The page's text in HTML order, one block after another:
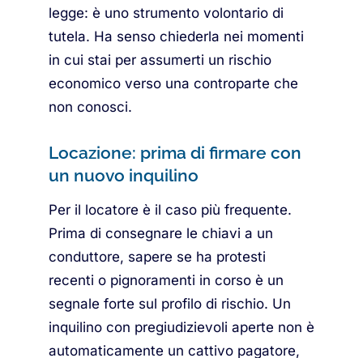
legge: è uno strumento volontario di
tutela. Ha senso chiederla nei momenti
in cui stai per assumerti un rischio
economico verso una controparte che
non conosci.
Locazione: prima di firmare con
un nuovo inquilino
Per il locatore è il caso più frequente.
Prima di consegnare le chiavi a un
conduttore, sapere se ha protesti
recenti o pignoramenti in corso è un
segnale forte sul profilo di rischio. Un
inquilino con pregiudizievoli aperte non è
automaticamente un cattivo pagatore,